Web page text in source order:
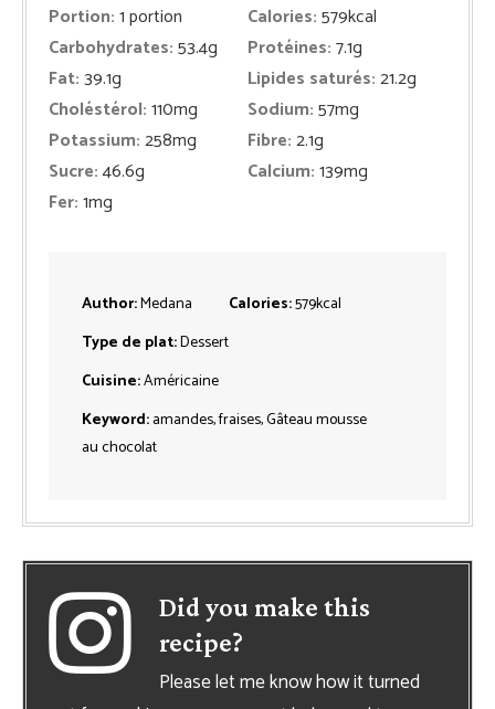
Portion:1portion Calories:579kcal
Carbohydrates:53.4g Protéines:7.1g
Fat:39.1g Lipides saturés:21.2g
Choléstérol:110mg Sodium:57mg
Potassium:258mg Fibre:2.1g
Sucre:46.6g Calcium:139mg
Fer:1mg
Author:Medana Calories:579kcal
Type de plat:Dessert
Cuisine:Américaine
Keyword:amandes, fraises, Gâteau mousse
au chocolat
Did you make this
recipe?
Please let me know how it turned